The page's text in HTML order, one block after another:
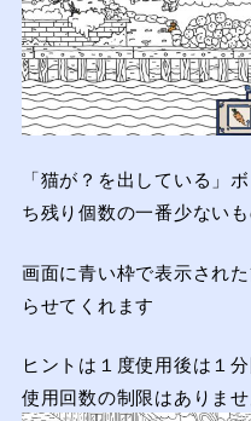
「猫が？を出している」
ち残り個数の一番少ない
画面に青い枠で表示され
らせてくれます
ヒントは１度使用後は１
使用回数の制限はありま